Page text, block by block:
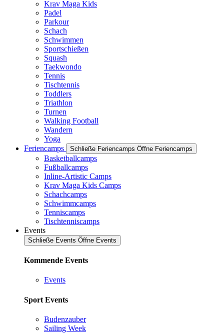
Krav Maga Kids
Padel
Parkour
Schach
Schwimmen
Sportschießen
Squash
Taekwondo
Tennis
Tischtennis
Toddlers
Triathlon
Turnen
Walking Football
Wandern
Yoga
Feriencamps
Schließe Feriencamps Öffne Feriencamps
Basketballcamps
Fußballcamps
Inline-Artistic Camps
Krav Maga Kids Camps
Schachcamps
Schwimmcamps
Tenniscamps
Tischtenniscamps
Events
Schließe Events Öffne Events
Kommende Events
Events
Sport Events
Budenzauber
Sailing Week